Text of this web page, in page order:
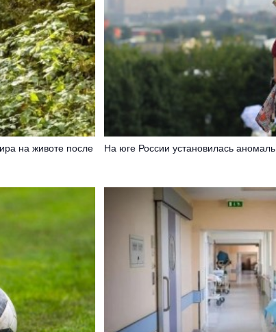
на животе после
На юге России установилась